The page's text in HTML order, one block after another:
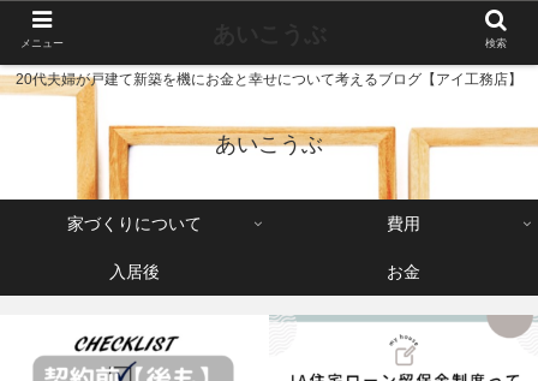
20代夫婦が戸建て新築を機にお金と幸せについて考えるブログ【アイ工務店】
あいこうぶ
家づくりについて 費用
入居後 お金
メニュー 検索